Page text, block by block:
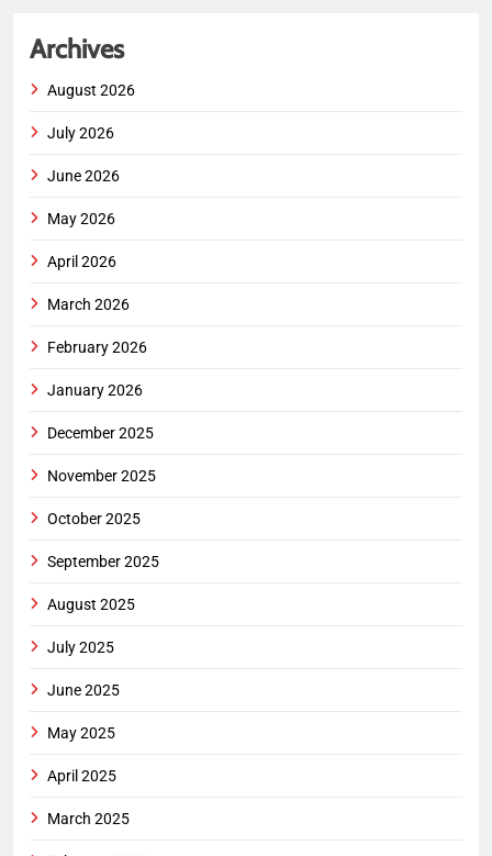
Archives
August 2026
July 2026
June 2026
May 2026
April 2026
March 2026
February 2026
January 2026
December 2025
November 2025
October 2025
September 2025
August 2025
July 2025
June 2025
May 2025
April 2025
March 2025